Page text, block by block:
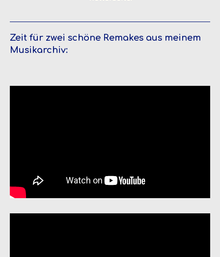
Zeit für zwei schöne Remakes aus meinem
Musikarchiv: